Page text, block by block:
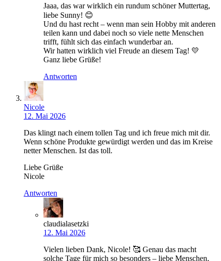
Jaaa, das war wirklich ein rundum schöner Muttertag,
liebe Sunny! 😊
Und du hast recht – wenn man sein Hobby mit anderen
teilen kann und dabei noch so viele nette Menschen
trifft, fühlt sich das einfach wunderbar an.
Wir hatten wirklich viel Freude an diesem Tag! 💛
Ganz liebe Grüße!
Antworten
Nicole
12. Mai 2026
Das klingt nach einem tollen Tag und ich freue mich mit dir.
Wenn schöne Produkte gewürdigt werden und das im Kreise
netter Menschen. Ist das toll.
Liebe Grüße
Nicole
Antworten
claudialasetzki
12. Mai 2026
Vielen lieben Dank, Nicole! 🥰 Genau das macht
solche Tage für mich so besonders – liebe Menschen,